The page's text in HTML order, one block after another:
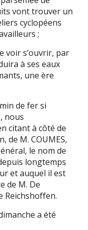
vont trouver un
cyclopéens
;
voir s’ouvrir, par
à ses eaux
une ère
de fer si
nous
citant à côté de
de M. COUMES,
le nom de
longtemps
et auquel il est
de M. De
Reichshoffen.
a été